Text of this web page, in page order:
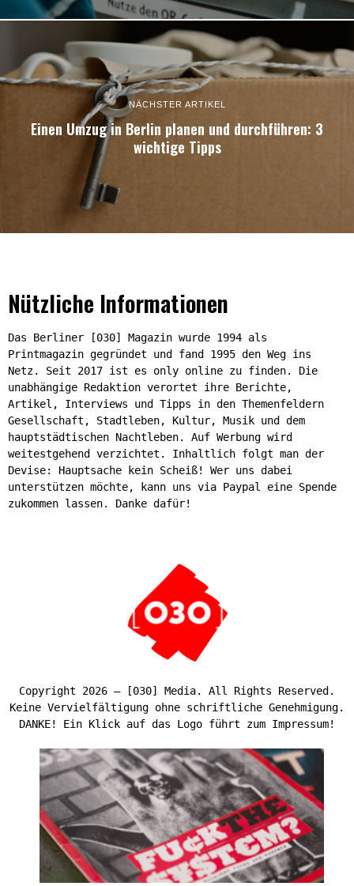
NÄCHSTER ARTIKEL
Einen Umzug in Berlin planen und durchführen: 3
wichtige Tipps
Nützliche Informationen
Das Berliner [030] Magazin wurde 1994 als
Printmagazin gegründet und fand 1995 den Weg ins
Netz. Seit 2017 ist es only online zu finden. Die
unabhängige Redaktion verortet ihre Berichte,
Artikel, Interviews und Tipps in den Themenfeldern
Gesellschaft, Stadtleben, Kultur, Musik und dem
hauptstädtischen Nachtleben. Auf Werbung wird
weitestgehend verzichtet. Inhaltlich folgt man der
Devise: Hauptsache kein Scheiß! Wer uns dabei
unterstützen möchte, kann uns via Paypal eine Spende
zukommen lassen. Danke dafür!
Copyright 2026 – [030] Media. All Rights Reserved.
Keine Vervielfältigung ohne schriftliche Genehmigung.
DANKE! Ein Klick auf das Logo führt zum Impressum!